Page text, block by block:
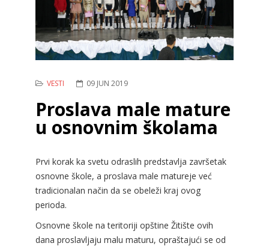
VESTI 09 JUN 2019
Proslava male mature
u osnovnim školama
Prvi korak ka svetu odraslih predstavlja završetak
osnovne škole, a proslava male matureje već
tradicionalan način da se obeleži kraj ovog
perioda.
Osnovne škole na teritoriji opštine Žitište ovih
dana proslavljaju malu maturu, opraštajući se od